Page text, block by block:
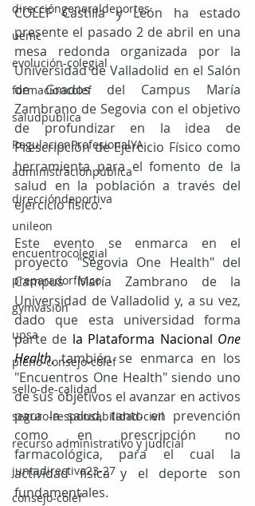
direccióngeneraldeportes
uemc
evolución-colegial
formacioncolef
saludpublica
RegulacionProfesionalYA
administraciónpública
direccióndeportiva
unileon
encuentrocolegial
preparadorfísico
gymvasion
upsa
pleno-consejo-colef
sello-de-calidad
seguro-responsabilidad-civil
recurso administrativo y judicial
juntadirectiva23-27
consejo-colef
COLEF Castilla y León ha estado
presente el pasado 2 de abril en una
mesa redonda organizada por la
Universidad de Valladolid en el Salón
de Grados del Campus María
Zambrano de Segovia con el objetivo
de profundizar en la idea de
Prescripción de Ejercicio Físico como
herramienta para el fomento de la
salud en la población a través del
ejercicio físico.
Este evento se enmarca en el
proyecto "Segovia One Health" del
Campus María Zambrano de la
Universidad de Valladolid y, a su vez,
dado que esta universidad forma
parte de la Plataforma Nacional One
Health, también se enmarca en los
"Encuentros One Health" siendo uno
de sus objetivos el avanzar en activos
para la salud, tanto en prevención
como en prescripción no
farmacológica, para el cual la
actividad física y el deporte son
fundamentales.